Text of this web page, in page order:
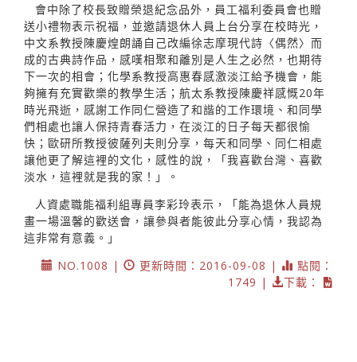
會中除了校長致贈榮退紀念品外，員工福利委員會也贈
送小禮物表示祝福，並邀請退休人員上台分享在校時光，
中文系教授陳慶煌朗誦自己改編徐志摩現代詩〈偶然〉而
成的古典詩作品，感嘆相聚和離別是人生之必然，也期待
下一次的相會；化學系教授高惠春感激淡江給予機會，能
夠擁有充實歡樂的教學生活；航太系教授陳慶祥感慨20年
時光飛逝，感謝工作同仁營造了和諧的工作環境、和同學
們相處也讓人保持青春活力，在淡江的日子每天都很愉
快；歐研所教授彼薩列夫則分享，每天和同學、同仁相處
讓他更了解這裡的文化，感性的說，「我喜歡台灣、喜歡
淡水，這裡就是我的家！」。
人資處職能福利組專員李彩玲表示，「能為退休人員規
畫一場溫馨的歡送會，讓參與者能彼此分享心情，我認為
這非常有意義。」
NO.1008 |
更新時間：2016-09-08 |
點閱：
1749 |
下載：